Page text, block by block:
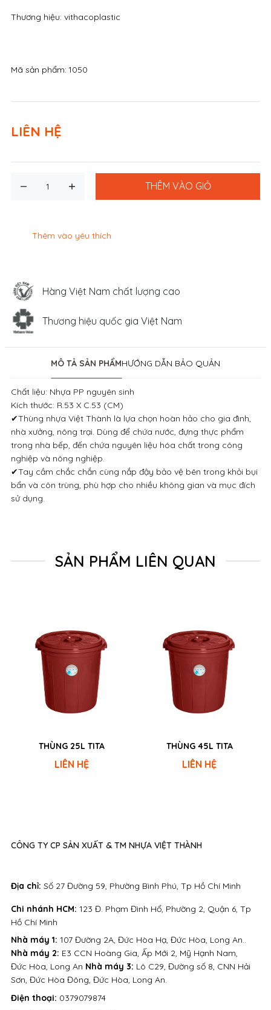
Thương hiệu: vithacoplastic
LIÊN HỆ
THÊM VÀO GIỎ
Thêm vào yêu thích
Mã sản phẩm: 1050
Hàng Việt Nam chất lượng cao
Thương hiệu quốc gia Việt Nam
MÔ TẢ SẢN PHẨMHƯỚNG DẪN BẢO QUẢN
Chất liệu: Nhựa PP nguyên sinh
Kích thước: R.53 X C.53 (CM)
✔Thùng nhựa Việt Thành là lựa chọn hoàn hảo cho gia đình,
nhà xưởng, nông trại. Dùng để chứa nước, đựng thực phẩm
trong nhà bếp, đến chứa nguyên liệu hóa chất trong công
nghiệp và nông nghiệp.
✔Tay cầm chắc chắn cùng nắp đậy bảo vệ bên trong khỏi bụi
bẩn và côn trùng, phù hợp cho nhiều không gian và mục đích
sử dụng.
SẢN PHẨM LIÊN QUAN
THÙNG 25L TITA
LIÊN HỆ
THÙNG 45L TITA
LIÊN HỆ
Địa chỉ: Số 27 Đường 59, Phường Bình Phú, Tp Hồ Chí Minh
Điện thoại: 0379079874
CÔNG TY CP SẢN XUẤT & TM NHỰA VIỆT THÀNH
Nhà máy 1: 107 Đường 2A, Đức Hòa Hạ, Đức Hòa, Long An..
Nhà máy 2: E3 CCN Hoàng Gia, Ấp Mới 2, Mỹ Hạnh Nam,
Đức Hòa, Long An Nhà máy 3: Lô C29, Đường số 8, CNN Hải
Sơn, Đức Hòa Đông, Đức Hòa, Long An.
Chi nhánh HCM: 123 Đ. Phạm Đình Hổ, Phường 2, Quận 6, Tp
Hồ Chí Minh